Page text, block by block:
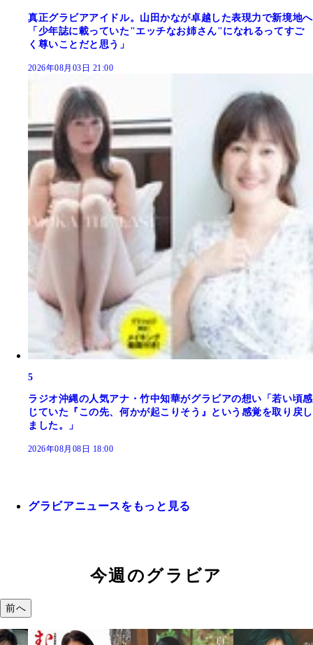
真正グラビアアイドル。山田かなが卓越した表現力で新境地へ
「少年誌に載っていた"エッチなお姉さん"になれるってすご
く尊いことだと思う」
2026年08月03日 21:00
5
ラジオ沖縄の人気アナ・竹中知華がグラビアの想い「若い頃感
じていた『この先、何かが起こりそう』という感覚を取り戻し
ました。」
2026年08月08日 18:00
グラビアニュースをもっと見る
今週のグラビア
前へ